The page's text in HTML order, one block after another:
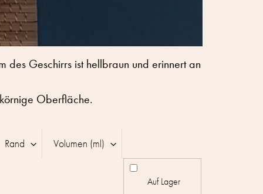
des Geschirrs ist hellbraun und erinnert an
Oberfläche.
Auf Lager
Rand Volumen (ml)